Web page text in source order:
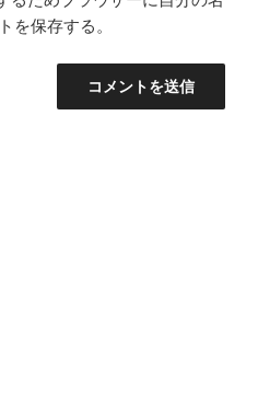
を保存する。